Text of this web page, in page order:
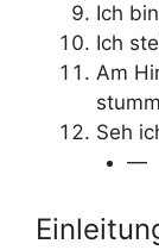
Ich
Ich
Am
Seh
—